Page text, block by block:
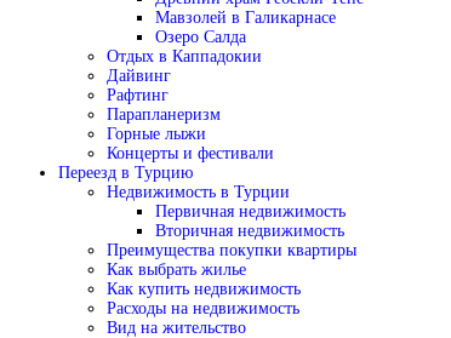
Мавзолей в Галикарнасе
Озеро Салда
Отдых в Каппадокии
Дайвинг
Рафтинг
Парапланеризм
Горные лыжи
Концерты и фестивали
Переезд в Турцию
Недвижимость в Турции
Первичная недвижимость
Вторичная недвижимость
Преимущества покупки квартиры
Как выбрать жилье
Как купить недвижимость
Расходы на недвижимость
Вид на жительство